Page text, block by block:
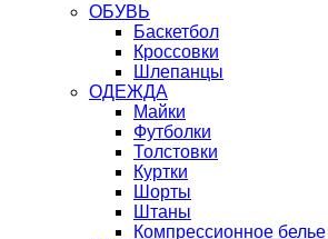
ОБУВЬ
Баскетбол
Кроссовки
Шлепанцы
ОДЕЖДА
Майки
Футболки
Толстовки
Куртки
Шорты
Штаны
Компрессионное белье